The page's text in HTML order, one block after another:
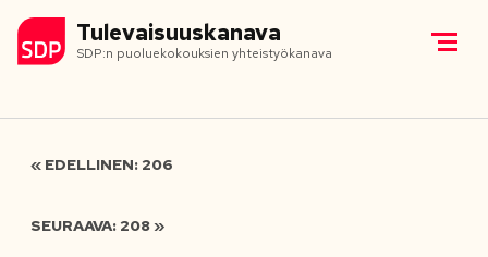
Tulevaisuuskanava
SDP:n puoluekokouksien yhteistyökanava
« EDELLINEN: 206
SEURAAVA: 208 »